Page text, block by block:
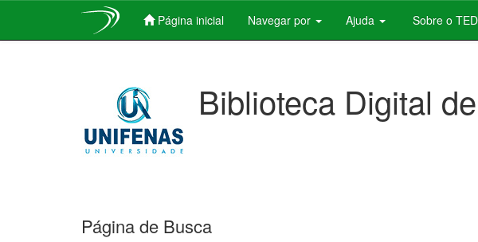
Página inicial Navegar por Ajuda Sobre o
Biblioteca Digital
Página de Busca